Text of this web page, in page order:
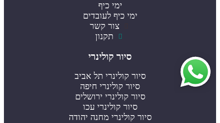
ימי כיף
ימי כיף לעובדים
צור קשר
תקנון
סיור קולינרי
סיור קולינרי תל אביב
סיור קולינרי חיפה
סיור קולינרי ירושלים
סיור קולינרי עכו
סיור קולינרי מחנה יהודה